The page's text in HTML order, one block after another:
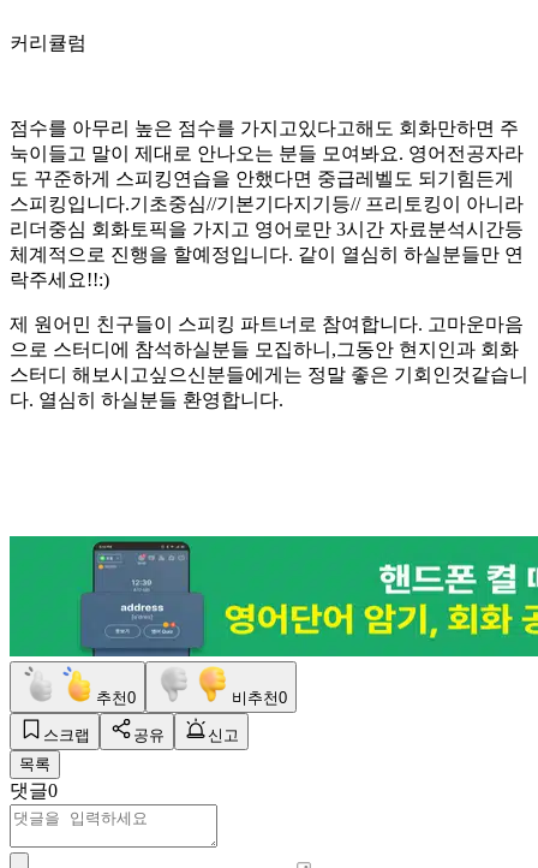
커리큘럼
점수를 아무리 높은 점수를 가지고있다고해도 회화만하면 주
눅이들고 말이 제대로 안나오는 분들 모여봐요. 영어전공자라
도 꾸준하게 스피킹연습을 안했다면 중급레벨도 되기힘든게
스피킹입니다.기초중심//기본기다지기등// 프리토킹이 아니라
리더중심 회화토픽을 가지고 영어로만 3시간 자료분석시간등
체계적으로 진행을 할예정입니다. 같이 열심히 하실분들만 연
락주세요!!:)
제 원어민 친구들이 스피킹 파트너로 참여합니다. 고마운마음
으로 스터디에 참석하실분들 모집하니,그동안 현지인과 회화
스터디 해보시고싶으신분들에게는 정말 좋은 기회인것같습니
다. 열심히 하실분들 환영합니다.
추천0 비추천0
스크랩 공유
신고
목록
댓글0